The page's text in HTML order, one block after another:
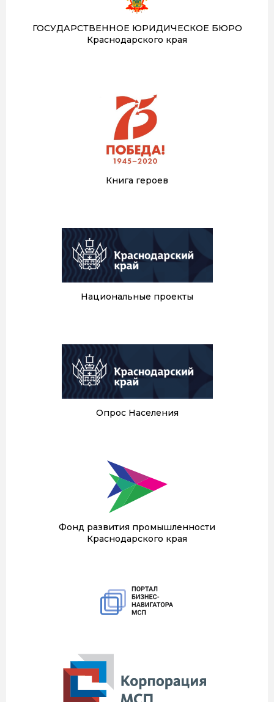
ГОСУДАРСТВЕННОЕ ЮРИДИЧЕСКОЕ БЮРО
Краснодарского края
Книга героев
Национальные проекты
Опрос Населения
Фонд развития промышленности
Краснодарского края